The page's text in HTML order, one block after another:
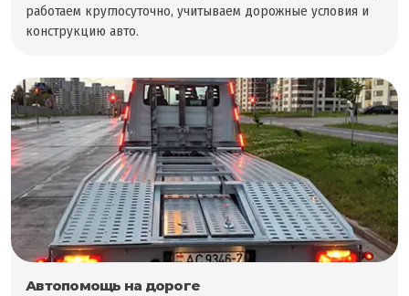
работаем круглосуточно, учитываем дорожные условия и
конструкцию авто.
Автопомощь на дороге